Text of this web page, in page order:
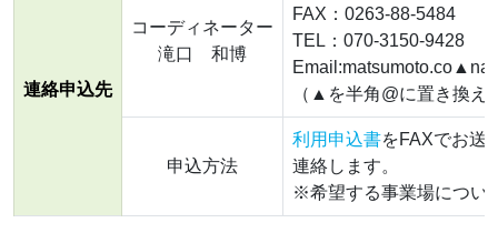
連絡申込先
コーディネーター
滝口 和博
FAX：0263-88-5484
TEL：070-3150-9428
（▲を半角@に置き換え
申込方法
利用申込書をFAXでお送
連絡します。
※希望する事業場につい